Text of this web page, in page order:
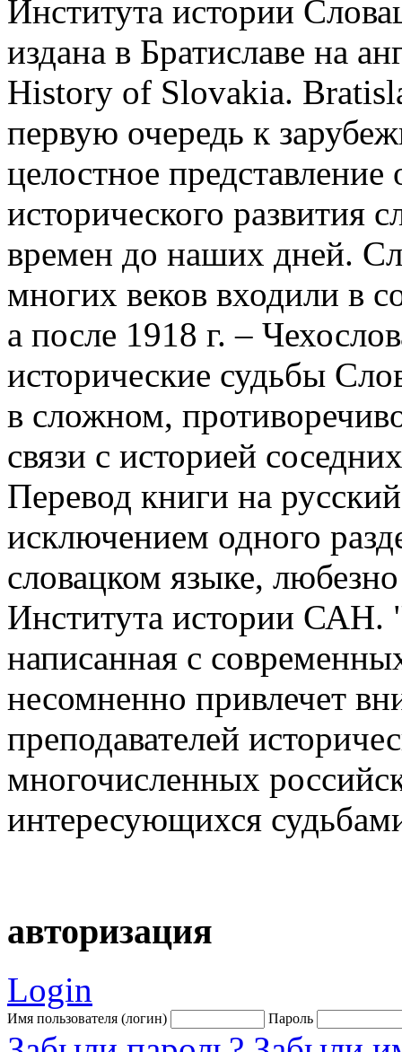
Института истории
издана в Братиславе на
History of Slovakia.
первую очередь к
целостное
исторического развития
времен до наших дней.
многих веков входили в
а после 1918 г. –
исторические судьбы
в сложном,
связи с историей
Перевод книги на
исключением одного
словацком языке,
Института истории САН.
написанная с
несомненно привлечет
преподавателей
многочисленных
интересующихся
авторизация
Login
Имя пользователя (логин) Пароль